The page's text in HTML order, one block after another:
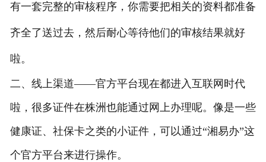
有一套完整的审核程序，你需要把相关的资料都准备
齐全了送过去，然后耐心等待他们的审核结果就好
啦。
二、线上渠道——官方平台现在都进入互联网时代
啦，很多证件在株洲也能通过网上办理呢。像是一些
健康证、社保卡之类的小证件，可以通过“湘易办”这
个官方平台来进行操作。